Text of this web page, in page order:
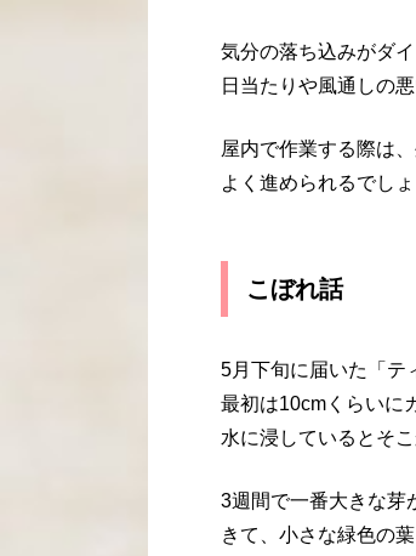
気分の落ち込みがダ
日当たりや風通しの
屋内で作業する際は
よく進められるでしょ
こぼれ話
5月下旬に届いた「テ
最初は10cmくらいに
水に浸しているとそ
3週間で一番大きな芽
きて、小さな緑色の